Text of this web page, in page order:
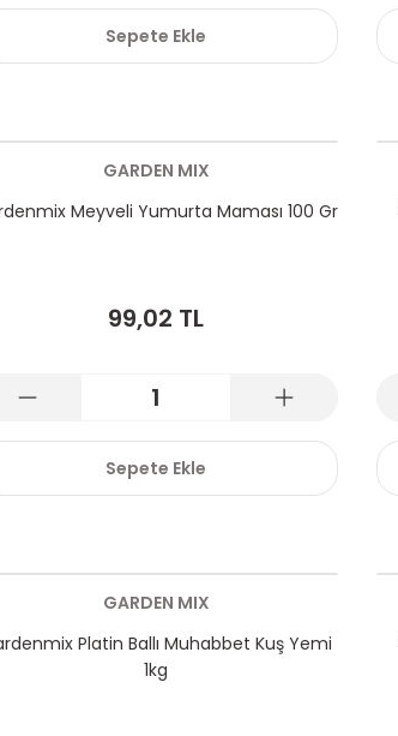
Sepete Ekle
GARDEN MIX
Meyveli Yumurta Maması 100 Gr
99,02 TL
Sepete Ekle
GARDEN MIX
Platin Ballı Muhabbet Kuş Yemi
1kg